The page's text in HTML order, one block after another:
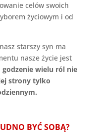
celów swoich
życiowym i od
starszy syn ma
nasze życie jest
godzenie wielu ról nie
strony tylko
BYĆ SOBĄ?